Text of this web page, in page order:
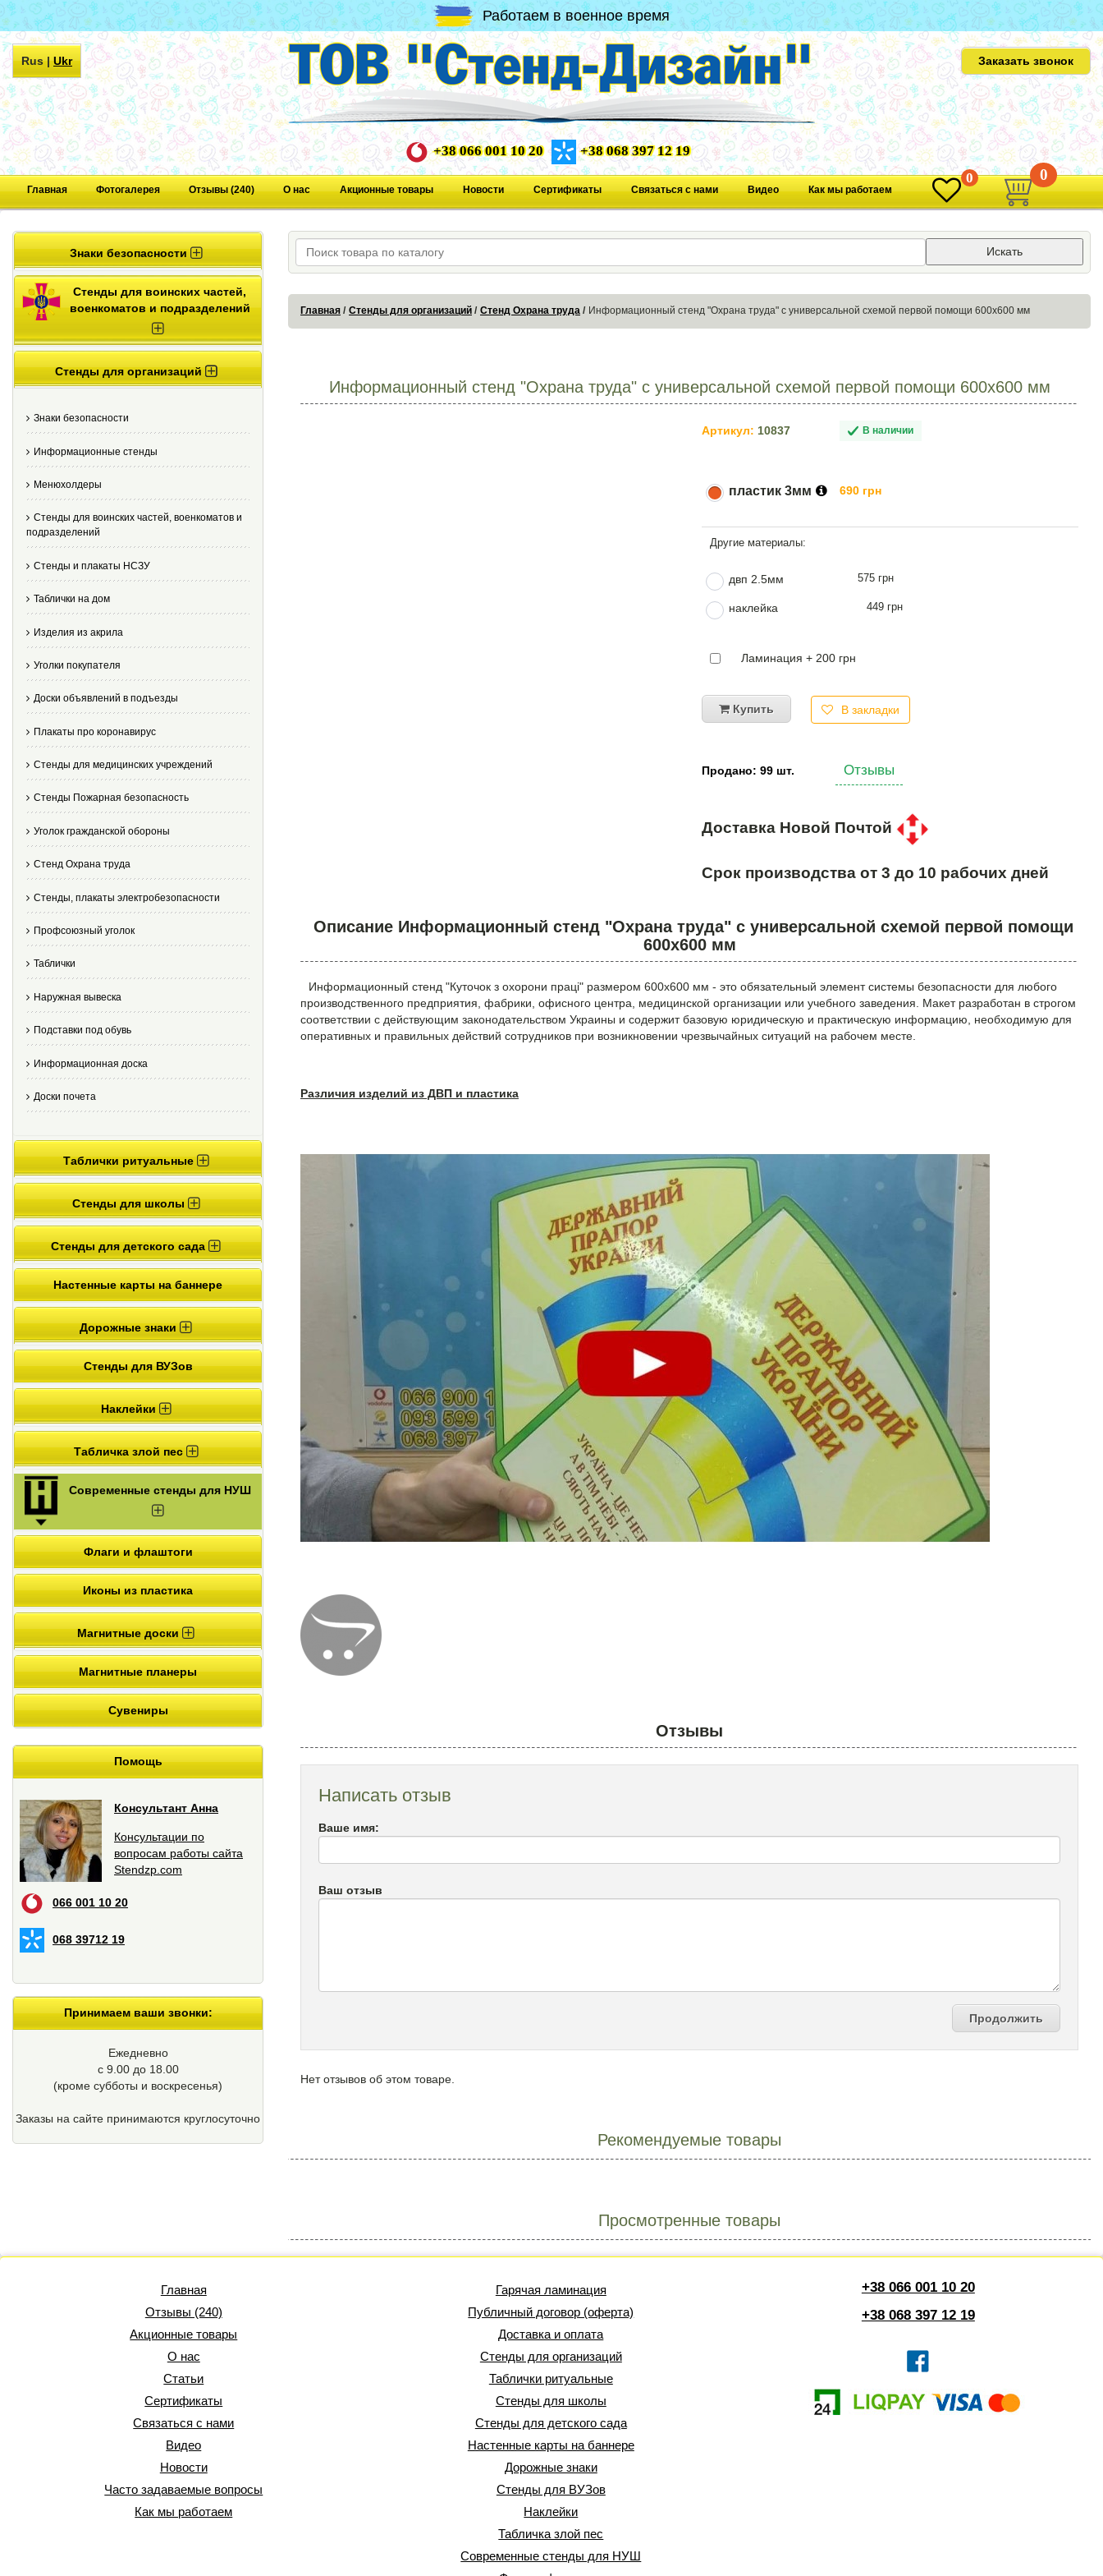
Работаем в военное время
Rus|Ukr Заказать звонок
+38 066 001 10 20 +38 068 397 12 19
Главная Фотогалерея Отзывы (240) О нас Акционные товары Новости Сертификаты Связаться с нами Видео Как мы работаем
0 0
Знаки безопасности
Стенды для воинских частей,
военкоматов и подразделений
Стенды для организаций
Знаки безопасности
Информационные стенды
Менюхолдеры
Стенды для воинских частей, военкоматов и
подразделений
Стенды и плакаты НСЗУ
Таблички на дом
Изделия из акрила
Уголки покупателя
Доски объявлений в подъезды
Плакаты про коронавирус
Стенды для медицинских учреждений
Стенды Пожарная безопасность
Уголок гражданской обороны
Стенд Охрана труда
Стенды, плакаты электробезопасности
Профсоюзный уголок
Таблички
Наружная вывеска
Подставки под обувь
Информационная доска
Доски почета
Таблички ритуальные
Стенды для школы
Стенды для детского сада
Настенные карты на баннере
Дорожные знаки
Стенды для ВУЗов
Наклейки
Табличка злой пес
Современные стенды для НУШ
Флаги и флаштоги
Иконы из пластика
Магнитные доски
Магнитные планеры
Сувениры
Помощь
Консультант Анна
Консультации по
вопросам работы сайта
Stendzp.com
066 001 10 20
068 39712 19
Принимаем ваши звонки:
Ежедневно
с 9.00 до 18.00
(кроме cубботы и воскресенья)
Заказы на сайте принимаются круглосуточно
Искать
Главная Стенды для организаций Стенд Охрана труда Информационный стенд "Охрана труда" с универсальной схемой первой помощи 600х600 мм
Информационный стенд "Охрана труда" с универсальной схемой первой помощи 600х600 мм
Артикул: 10837 В наличии
пластик 3мм 690 грн
двп 2.5мм 575 грн
наклейка 449 грн
Ламинация + 200 грн
Купить В закладки
Продано: 99 шт. Отзывы
Доставка Новой Почтой
Срок производства от 3 до 10 рабочих дней
Описание Информационный стенд "Охрана труда" с универсальной схемой первой помощи
600х600 мм
Информационный стенд "Куточок з охорони праці" размером 600х600 мм - это обязательный элемент системы безопасности для любого
производственного предприятия, фабрики, офисного центра, медицинской организации или учебного заведения. Макет разработан в строгом
соответствии с действующим законодательством Украины и содержит базовую юридическую и практическую информацию, необходимую для
оперативных и правильных действий сотрудников при возникновении чрезвычайных ситуаций на рабочем месте.
Различия изделий из ДВП и пластика
Отзывы
Написать отзыв
Ваше имя:
Ваш отзыв
Продолжить
Нет отзывов об этом товаре.
Рекомендуемые товары
Просмотренные товары
Главная
Отзывы (240)
Акционные товары
О нас
Статьи
Сертификаты
Связаться с нами
Видео
Новости
Часто задаваемые вопросы
Как мы работаем
Гарячая ламинация
Публичный договор (оферта)
Доставка и оплата
Стенды для организаций
Таблички ритуальные
Стенды для школы
Стенды для детского сада
Настенные карты на баннере
Дорожные знаки
Стенды для ВУЗов
Наклейки
Табличка злой пес
Современные стенды для НУШ
+38 066 001 10 20
+38 068 397 12 19